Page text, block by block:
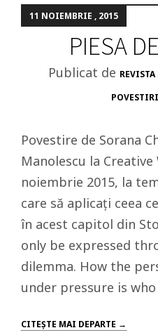
11 NOIEMBRIE , 2015
PIESA
Publicat de
Povestire de Sorana
Manolescu la
noiembrie 2015, la
care să aplicați ceea
în acest capitol din
only be expressed
dilemma. How the
under pressure is
CITEŞTE MAI DEPARTE →